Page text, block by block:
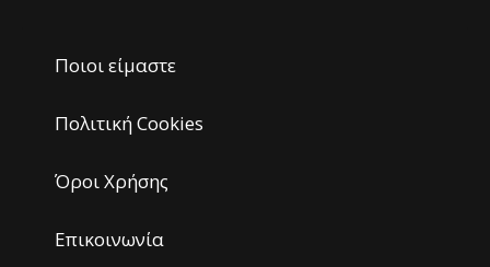
Ποιοι είμαστε
Πολιτική Cookies
Όροι Χρήσης
Επικοινωνία